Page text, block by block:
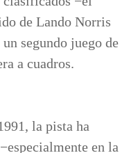
de Lando Norris
segundo juego de
a cuadros.
la pista ha
en la